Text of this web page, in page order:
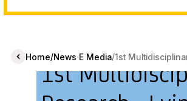
Home/News E Media/1st
1st